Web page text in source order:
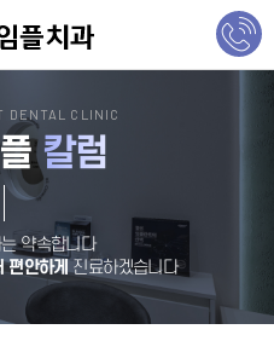
DENTAL CLINIC
칼럼
약속합니다
편안하게진료하겠습니다